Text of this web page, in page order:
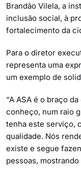
Brandão Vilela, a
inclusão social, à
fortalecimento da
Para o diretor
representa uma
um exemplo de
“A ASA é o braço
conheço, num raio
tenha este serviço,
qualidade. Nós
existe e segue
pessoas,